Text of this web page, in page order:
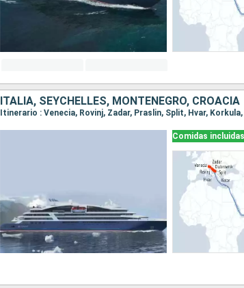
ITALIA, SEYCHELLES, MONTENEGRO, CROACIA
Itinerario : Venecia, Rovinj, Zadar, Praslin, Split, Hvar,
Comidas incluidas